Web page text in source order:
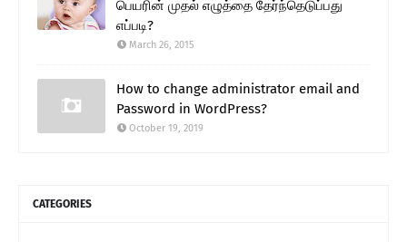
பெயரின் முதல் எழுத்தை தேர்ந்தெடுப்பது
எப்படி?
March 26, 2015
How to change administrator email and
Password in WordPress?
October 19, 2019
CATEGORIES